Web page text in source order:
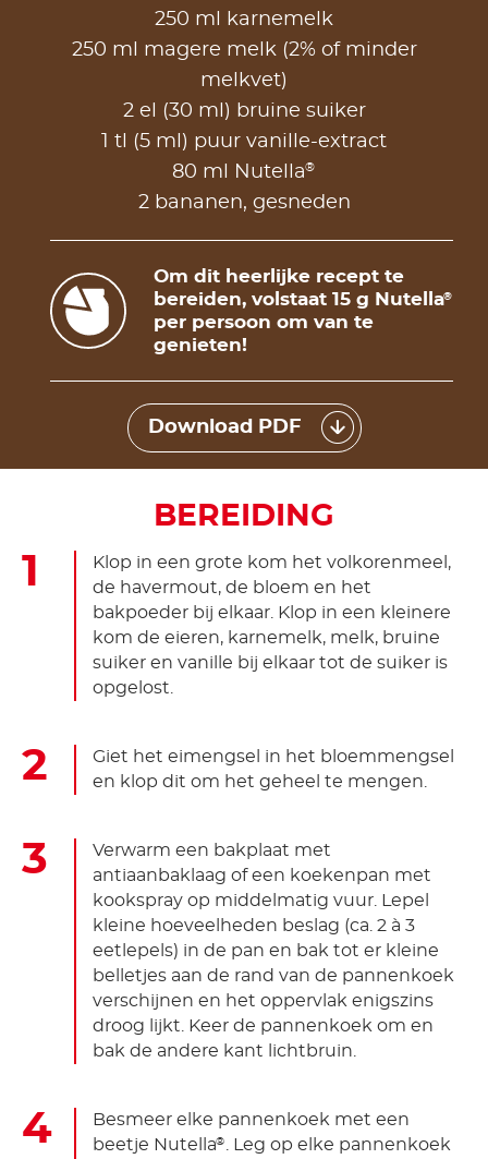
250 ml karnemelk
250 ml magere melk (2% of minder
melkvet)
2 el (30 ml) bruine suiker
1 tl (5 ml) puur vanille-extract
80 ml Nutella®
2 bananen, gesneden
Om dit heerlijke recept te
bereiden, volstaat 15 g Nutella®
per persoon om van te
genieten!
Download PDF
BEREIDING
Klop in een grote kom het volkorenmeel,
de havermout, de bloem en het
bakpoeder bij elkaar. Klop in een kleinere
kom de eieren, karnemelk, melk, bruine
suiker en vanille bij elkaar tot de suiker is
opgelost.
Giet het eimengsel in het bloemmengsel
en klop dit om het geheel te mengen.
Verwarm een bakplaat met
antiaanbaklaag of een koekenpan met
kookspray op middelmatig vuur. Lepel
kleine hoeveelheden beslag (ca. 2 à 3
eetlepels) in de pan en bak tot er kleine
belletjes aan de rand van de pannenkoek
verschijnen en het oppervlak enigszins
droog lijkt. Keer de pannenkoek om en
bak de andere kant lichtbruin.
Besmeer elke pannenkoek met een
beetje Nutella® . Leg op elke pannenkoek